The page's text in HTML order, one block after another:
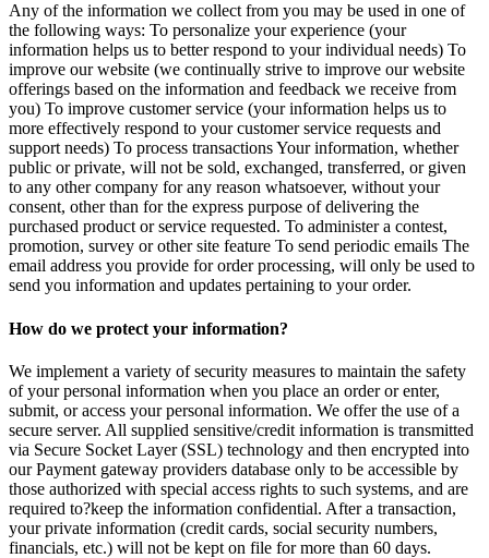
Any of the information we collect from you may be used in one of
the following ways: To personalize your experience (your
information helps us to better respond to your individual needs) To
improve our website (we continually strive to improve our website
offerings based on the information and feedback we receive from
you) To improve customer service (your information helps us to
more effectively respond to your customer service requests and
support needs) To process transactions Your information, whether
public or private, will not be sold, exchanged, transferred, or given
to any other company for any reason whatsoever, without your
consent, other than for the express purpose of delivering the
purchased product or service requested. To administer a contest,
promotion, survey or other site feature To send periodic emails The
email address you provide for order processing, will only be used to
send you information and updates pertaining to your order.
How do we protect your information?
We implement a variety of security measures to maintain the safety
of your personal information when you place an order or enter,
submit, or access your personal information. We offer the use of a
secure server. All supplied sensitive/credit information is transmitted
via Secure Socket Layer (SSL) technology and then encrypted into
our Payment gateway providers database only to be accessible by
those authorized with special access rights to such systems, and are
required to?keep the information confidential. After a transaction,
your private information (credit cards, social security numbers,
financials, etc.) will not be kept on file for more than 60 days.